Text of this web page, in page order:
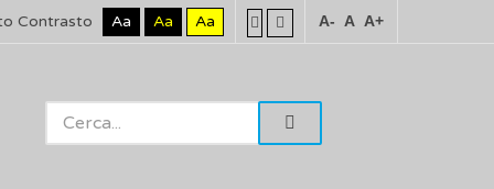
Contrasto Aa Aa Aa A- A A+